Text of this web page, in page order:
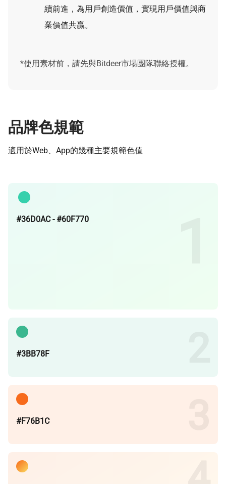
續前進，為用戶創造價值，實現用戶價值與商
業價值共贏。
*使用素材前，請先與Bitdeer市場團隊聯絡授權。
品牌色規範
適用於Web、App的幾種主要規範色值
#36D0AC - #60F770
#3BB78F
#F76B1C